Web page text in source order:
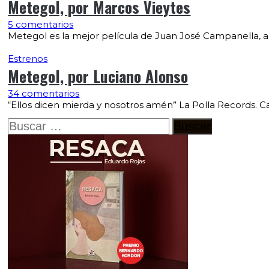
Metegol, por Marcos Vieytes
5 comentarios
Metegol es la mejor película de Juan José Campanella,
Estrenos
Metegol, por Luciano Alonso
34 comentarios
“Ellos dicen mierda y nosotros amén” La Polla
Buscar: